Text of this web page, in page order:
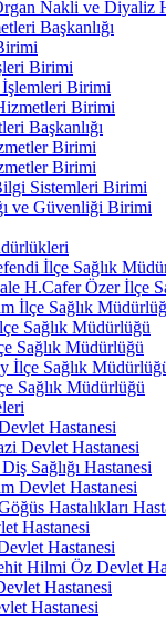
Nakli ve Diyaliz
Başkanlığı
Birimi
Birimi
Birimi
Başkanlığı
Birimi
Birimi
Sistemleri Birimi
ve Güvenliği Birimi
İlçe Sağlık
H.Cafer Özer İlçe
İlçe Sağlık
Sağlık Müdürlüğü
Sağlık Müdürlüğü
İlçe Sağlık
Sağlık Müdürlüğü
Hastanesi
Devlet Hastanesi
Sağlığı Hastanesi
Devlet Hastanesi
Hastalıkları
Hastanesi
Hastanesi
Hilmi Öz Devlet
Hastanesi
Hastanesi